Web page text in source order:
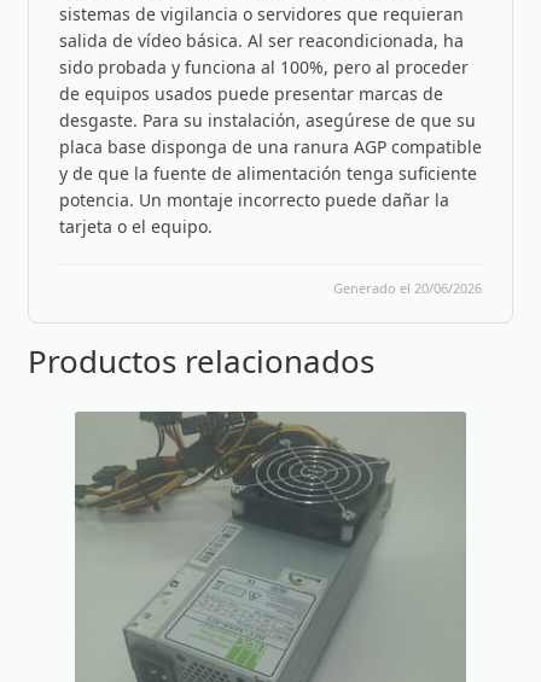
sistemas de vigilancia o servidores que requieran
salida de vídeo básica. Al ser reacondicionada, ha
sido probada y funciona al 100%, pero al proceder
de equipos usados puede presentar marcas de
desgaste. Para su instalación, asegúrese de que su
placa base disponga de una ranura AGP compatible
y de que la fuente de alimentación tenga suficiente
potencia. Un montaje incorrecto puede dañar la
tarjeta o el equipo.
Generado el 20/06/2026
Productos relacionados